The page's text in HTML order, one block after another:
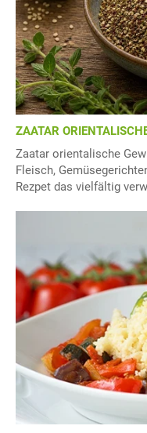
ZAATAR
Zaatar orientalische
Fleisch,
Rezpet das vielfältig